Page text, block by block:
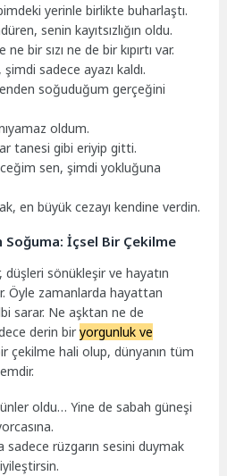
yerinle birlikte buharlaştı.
senin kayıtsızlığın oldu.
bir sızı ne de bir kıpırtı var.
şimdi sadece ayazı kaldı.
soğuduğum gerçeğini
oldum.
tanesi gibi eriyip gitti.
sen, şimdi yokluğuna
en büyük cezayı kendine verdin.
İçsel Bir Çekilme
düşleri sönükleşir ve hayatın
Öyle zamanlarda hayattan
sarar. Ne aşktan ne de
derin biryorgunluk ve
çekilme hali olup, dünyanın tüm
oldu… Yine de sabah güneşi
sadece rüzgarın sesini duymak